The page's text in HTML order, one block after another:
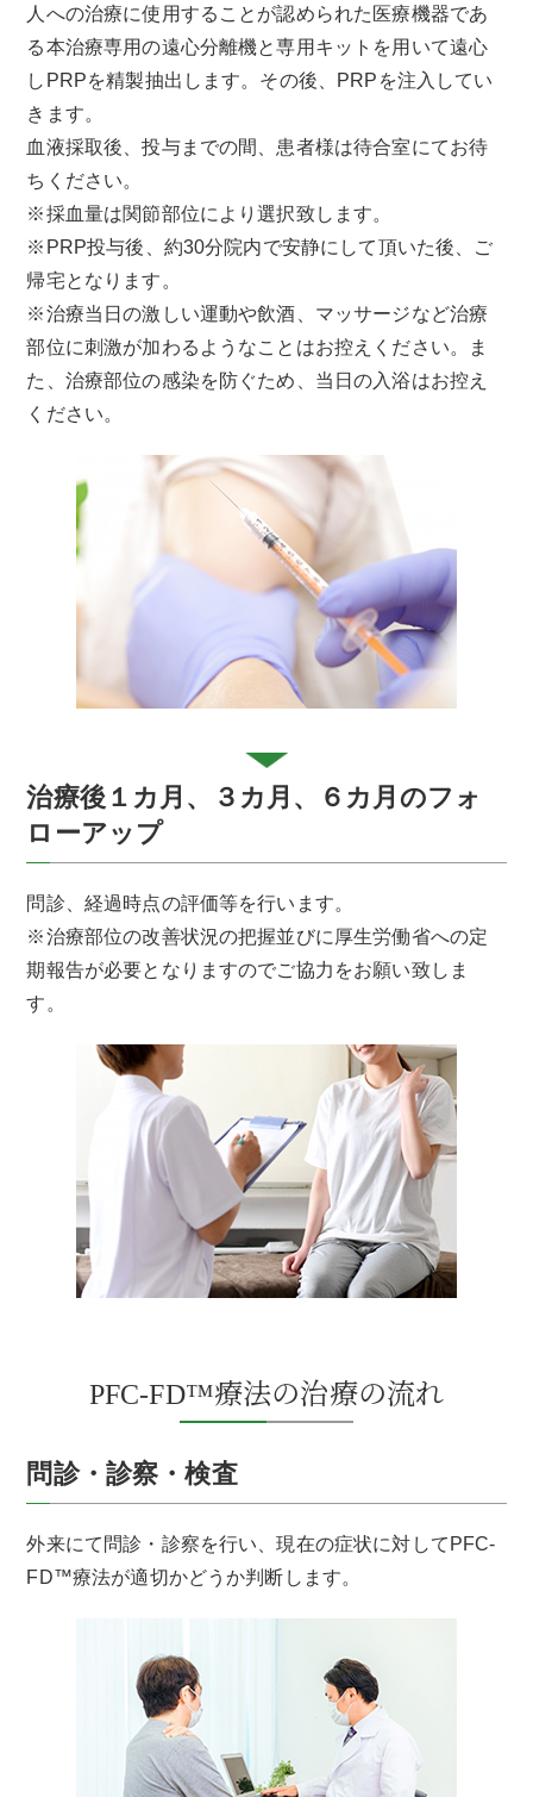
人への治療に使用することが認められた医療機器であ
る本治療専用の遠心分離機と専用キットを用いて遠心
しPRPを精製抽出します。その後、PRPを注入してい
きます。
血液採取後、投与までの間、患者様は待合室にてお待
ちください。
※採血量は関節部位により選択致します。
※PRP投与後、約30分院内で安静にして頂いた後、ご
帰宅となります。
※治療当日の激しい運動や飲酒、マッサージなど治療
部位に刺激が加わるようなことはお控えください。ま
た、治療部位の感染を防ぐため、当日の入浴はお控え
ください。
治療後１カ月、３カ月、６カ月のフォ
ローアップ
問診、経過時点の評価等を行います。
※治療部位の改善状況の把握並びに厚生労働省への定
期報告が必要となりますのでご協力をお願い致しま
す。
PFC-FD™療法の治療の流れ
問診・診察・検査
外来にて問診・診察を行い、現在の症状に対してPFC-
FD™療法が適切かどうか判断します。